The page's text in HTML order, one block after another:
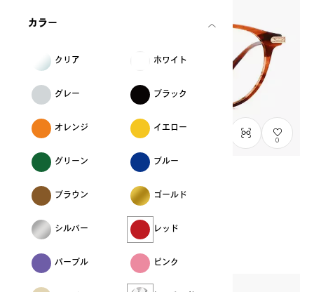
カラー
クリア ホワイト
グレー ブラック
オレンジ イエロー
グリーン ブルー
ブラウン ゴールド
シルバー レッド
パープル ピンク
0
販売終了
Graph Belle
THB3,490.00